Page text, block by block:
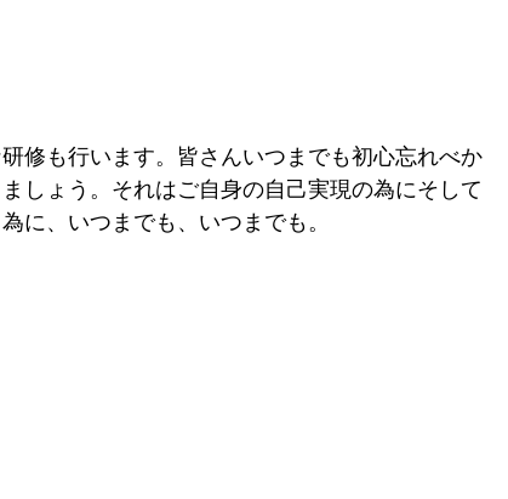
修も行います。皆さんいつまでも初心忘れべか
しょう。それはご自身の自己実現の為にそして
に、いつまでも、いつまでも。